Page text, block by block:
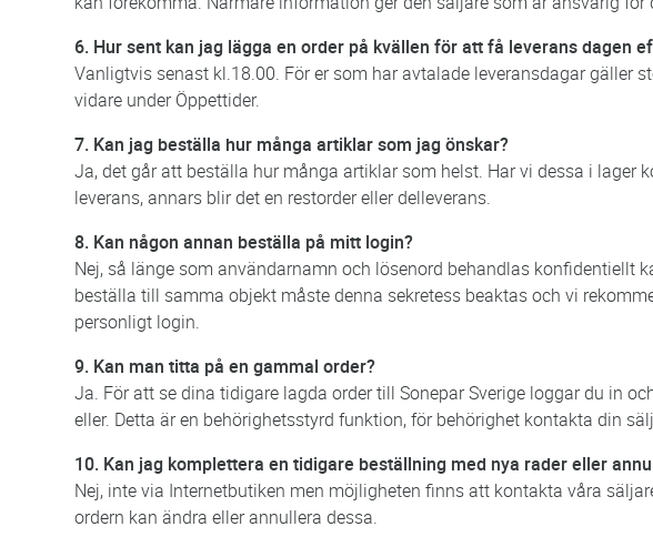
6. Hur sent kan jag lägga en order på kvällen för att få leverans dagen
Vanligtvis senast kl.18.00. För er som har avtalade leveransdagar gäller
vidare under Öppettider.
7. Kan jag beställa hur många artiklar som jag önskar?
Ja, det går att beställa hur många artiklar som helst. Har vi dessa i lager
leverans, annars blir det en restorder eller delleverans.
8. Kan någon annan beställa på mitt login?
Nej, så länge som användarnamn och lösenord behandlas konfidentiellt
beställa till samma objekt måste denna sekretess beaktas och vi
personligt login.
9. Kan man titta på en gammal order?
Ja. För att se dina tidigare lagda order till Sonepar Sverige loggar du in
eller. Detta är en behörighetsstyrd funktion, för behörighet kontakta din
10. Kan jag komplettera en tidigare beställning med nya rader eller
Nej, inte via Internetbutiken men möjligheten finns att kontakta våra
ordern kan ändra eller annullera dessa.